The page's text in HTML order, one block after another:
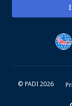
© PADI 2026